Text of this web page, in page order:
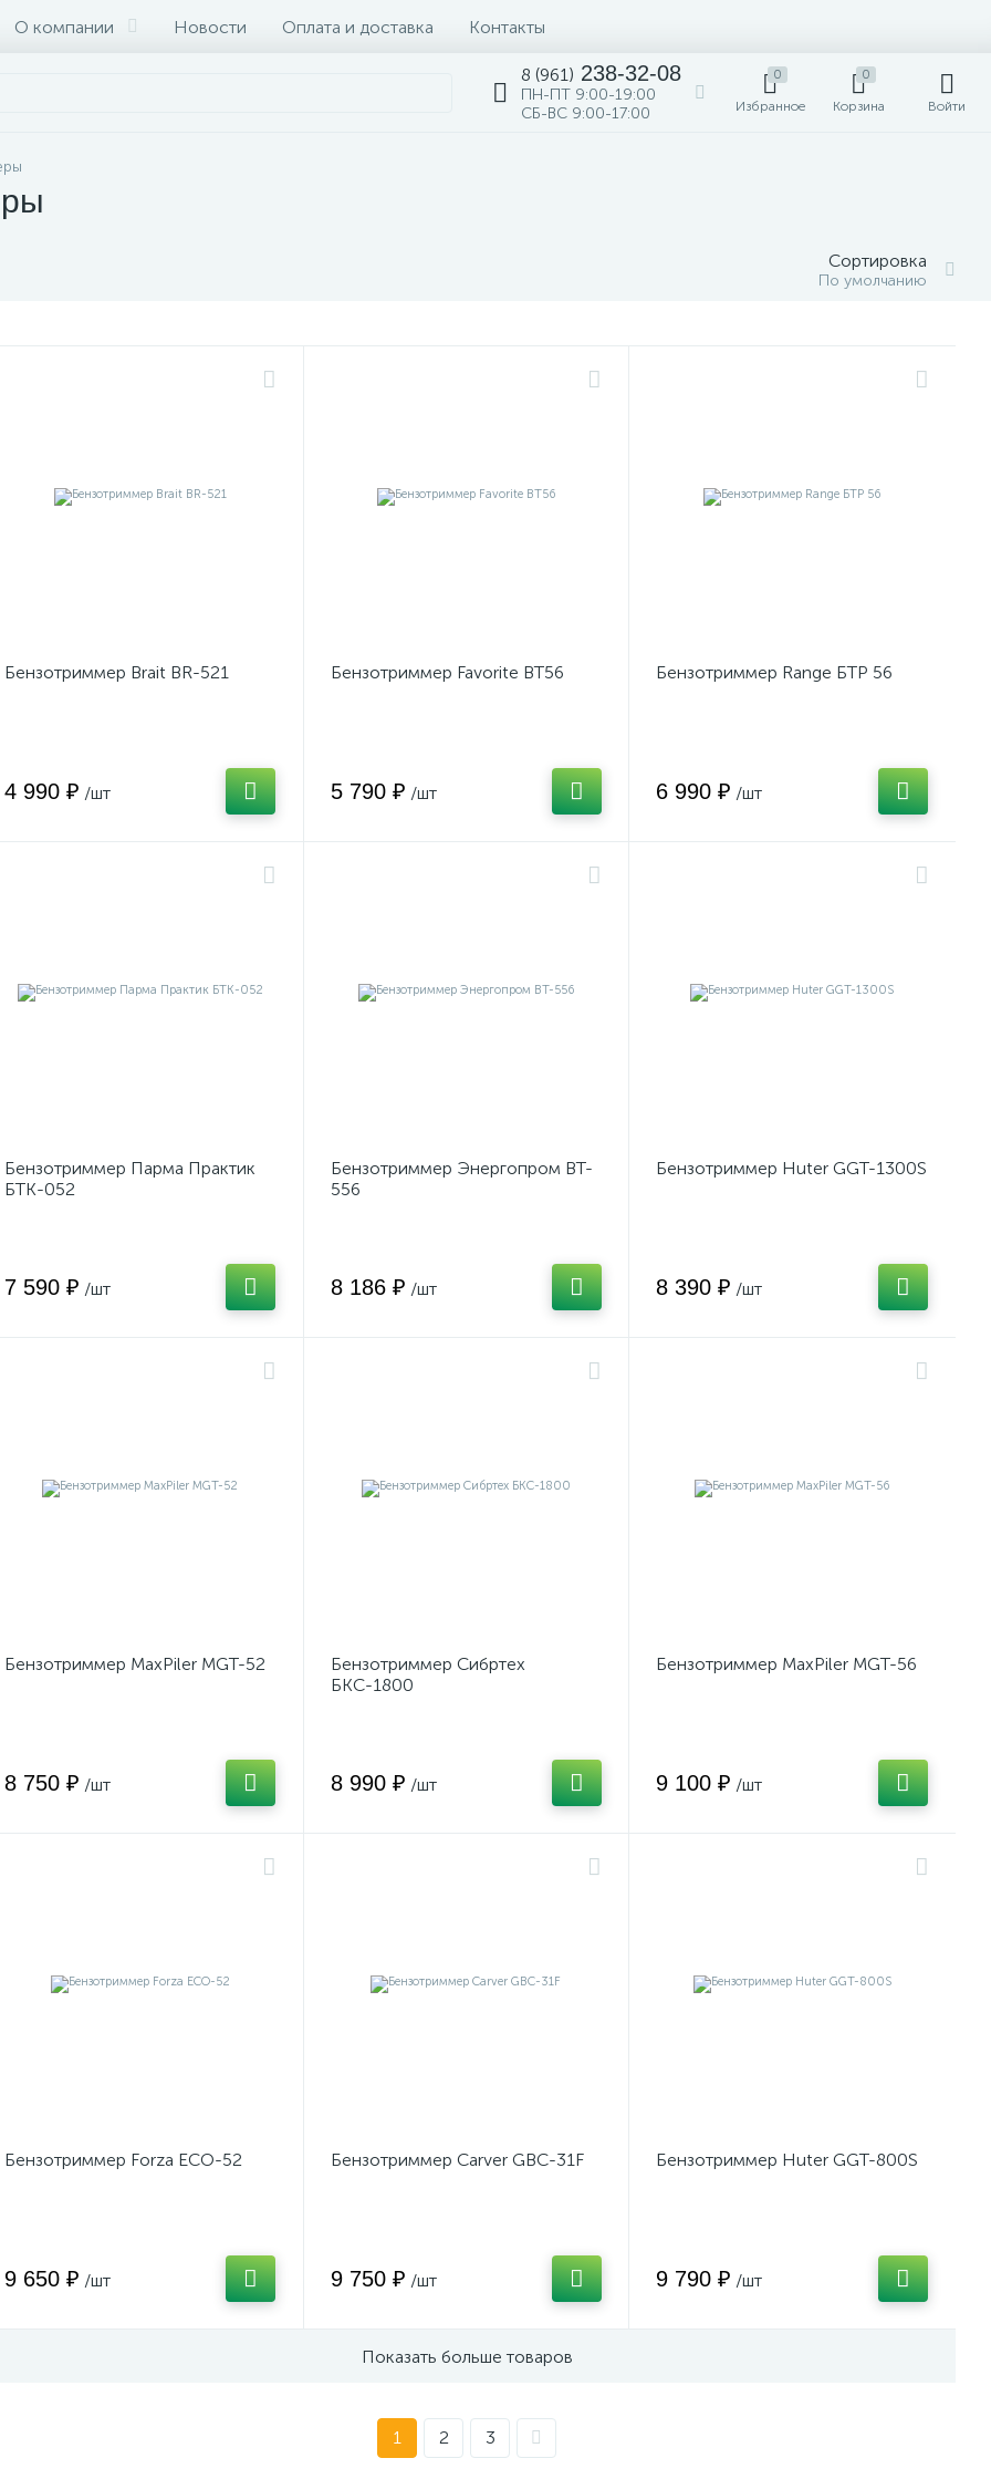
О компании Новости Оплата и доставка Контакты
8 (961) 238-32-08
ПН-ПТ 9:00-19:00
СБ-ВС 9:00-17:00
0
Избранное
0
Корзина Войти
Сортировка
По умолчанию
Бензотриммер Brait BR-521
4 990 ₽ /шт
Бензотриммер Favorite BT56
5 790 ₽ /шт
Бензотриммер Range БТР 56
6 990 ₽ /шт
Бензотриммер Парма Практик
БТК-052
7 590 ₽ /шт
Бензотриммер Энергопром BT-
556
8 186 ₽ /шт
Бензотриммер Huter GGT-1300S
8 390 ₽ /шт
Бензотриммер MaxPiler MGT-52
8 750 ₽ /шт
Бензотриммер Сибртех
БКС-1800
8 990 ₽ /шт
Бензотриммер MaxPiler MGT-56
9 100 ₽ /шт
Бензотриммер Forza ECO-52
9 650 ₽ /шт
Бензотриммер Carver GBC-31F
9 750 ₽ /шт
Бензотриммер Huter GGT-800S
9 790 ₽ /шт
Показать больше товаров
1 2 3